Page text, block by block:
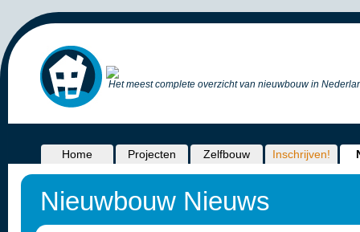
Het meest complete overzicht van nieuwbouw in
Home Projecten Zelfbouw Inschrijven!
Nieuwbouw Nieuws